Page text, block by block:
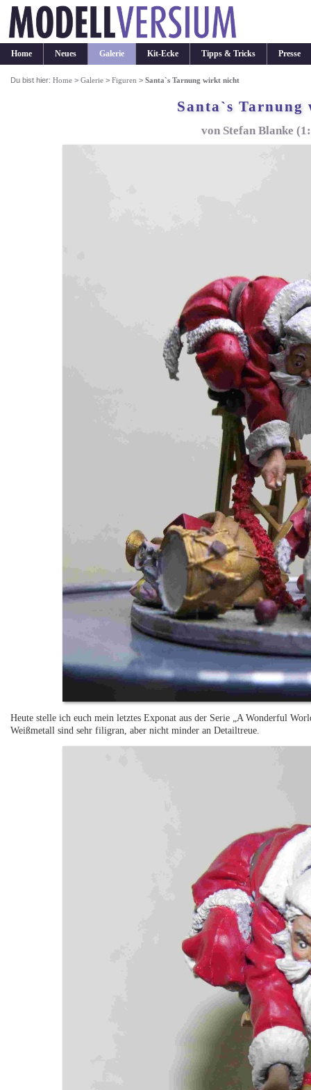
Home Neues Galerie Kit-Ecke Tipps & Tricks Presse
Du bist hier:Home >Galerie >Figuren >Santa`s Tarnung wirkt nicht
Santa`s
von Stefan Blanke
Heute stelle ich euch mein letztes Exponat aus der Serie „A Wonderful
Weißmetall sind sehr filigran, aber nicht minder an Detailtreue.